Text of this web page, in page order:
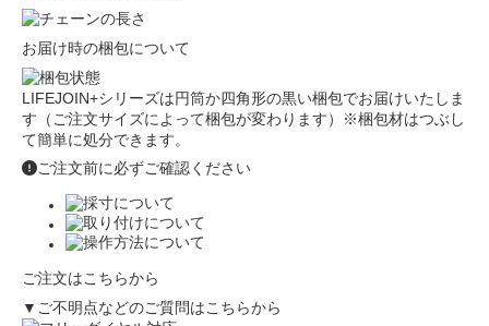
お届け時の梱包について
LIFEJOIN+シリーズは円筒か四角形の黒い梱包でお届けいたしま
す（ご注文サイズによって梱包が変わります）※梱包材はつぶし
て簡単に処分できます。
ご注文前に必ずご確認ください
ご注文はこちらから
▼ご不明点などのご質問はこちらから